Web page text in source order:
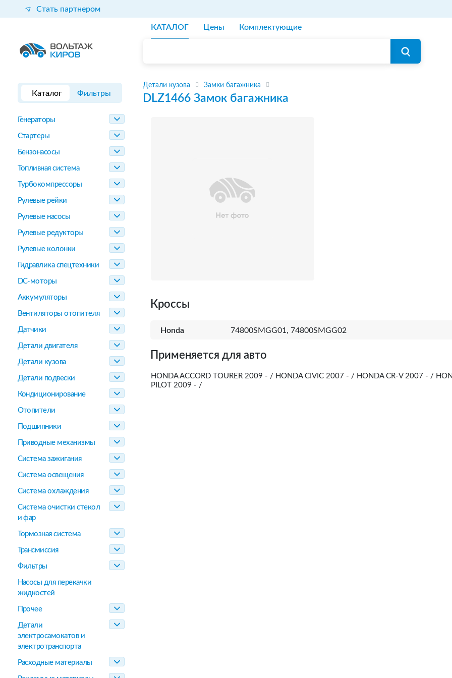
Стать партнером
КАТАЛОГ Цены Комплектующие
Каталог Фильтры
Генераторы
Стартеры
Бензонасосы
Топливная система
Турбокомпрессоры
Рулевые рейки
Рулевые насосы
Рулевые редукторы
Рулевые колонки
Гидравлика спецтехники
DC-моторы
Аккумуляторы
Вентиляторы отопителя
Датчики
Детали двигателя
Детали кузова
Детали подвески
Кондиционирование
Отопители
Подшипники
Приводные механизмы
Система зажигания
Система освещения
Система охлаждения
Система очистки стекол
и фар
Тормозная система
Трансмиссия
Фильтры
Насосы для перекачки
жидкостей
Прочее
Детали
электросамокатов и
электротранспорта
Расходные материалы
Детали кузова Замки багажника
DLZ1466 Замок багажника
Кроссы
Honda 74800SMGG01, 74800SMGG02
Применяется для авто
HONDA ACCORD TOURER 2009 - / HONDA CIVIC 2007 - / HONDA CR-V 2007 - /
PILOT 2009 - /